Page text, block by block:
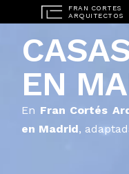
EN
En Fran Cortés
en Madrid,